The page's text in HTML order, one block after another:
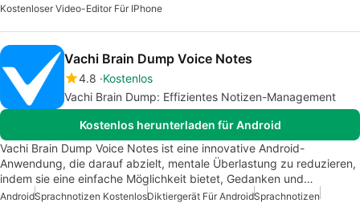
Kostenloser Video-Editor Für IPhone
Vachi Brain Dump Voice Notes
4.8 Kostenlos
Vachi Brain Dump: Effizientes Notizen-Management
Kostenlos herunterladen für Android
Vachi Brain Dump Voice Notes ist eine innovative Android-
Anwendung, die darauf abzielt, mentale Überlastung zu reduzieren,
indem sie eine einfache Möglichkeit bietet, Gedanken und…
AndroidSprachnotizen KostenlosDiktiergerät Für AndroidSprachnotizen